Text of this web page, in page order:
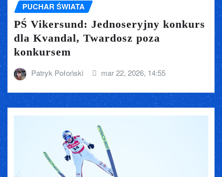
PUCHAR ŚWIATA
PŚ Vikersund: Jednoseryjny konkurs
dla Kvandal, Twardosz poza
konkursem
Patryk Połoński mar 22, 2026, 14:55